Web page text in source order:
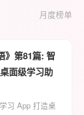
月度榜单
》第81篇: 智
面级学习助
习 App 打造桌